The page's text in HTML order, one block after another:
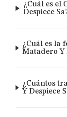
¿Cuál es el
Despiece
¿Cuál es la
Matadero Y
¿Cuántos
Y Despiece